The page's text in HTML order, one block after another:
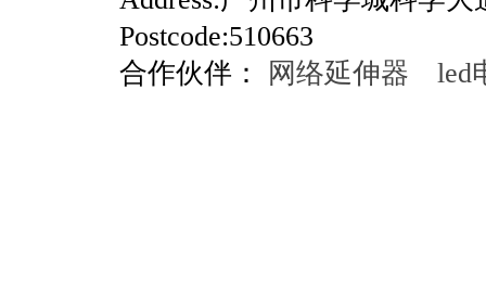
Postcode:510663
合作伙伴：
网络延伸器 led